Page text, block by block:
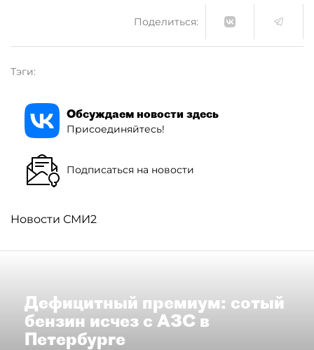
Поделиться:
Тэги:
Обсуждаем новости здесь
Присоединяйтесь!
Подписаться на новости
Новости СМИ2
Дефицитный премиум: сотый
бензин исчез с АЗС в
Петербурге